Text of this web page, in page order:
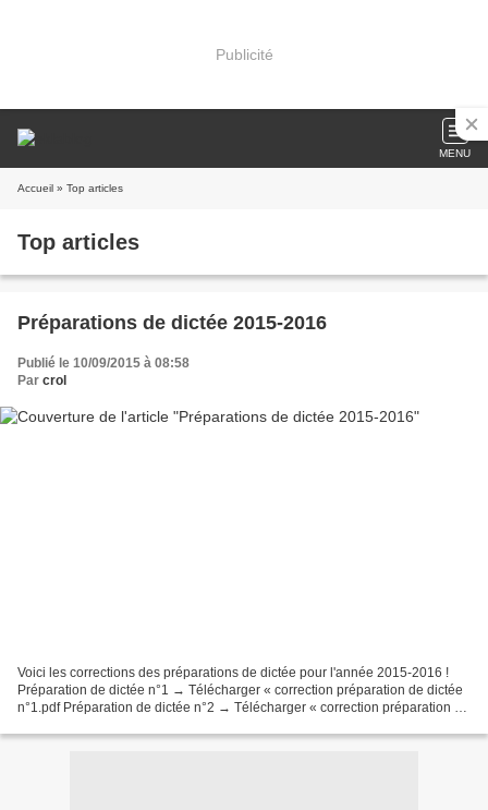
Publicité
MENU
Accueil » Top articles
Top articles
Préparations de dictée 2015-2016
Publié le 10/09/2015 à 08:58
Par crol
Voici les corrections des préparations de dictée pour l'année 2015-2016 !
Préparation de dictée n°1 → Télécharger « correction préparation de dictée
n°1.pdf Préparation de dictée n°2 → Télécharger « correction préparation de